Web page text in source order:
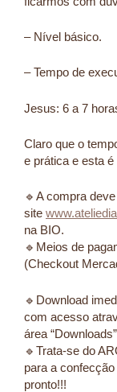
– Nível básico.
– Tempo de
Jesus: 6 a 7
Claro que o
e prática e esta
🔹️A compra
site
na BIO.
🔹️Meios de
(Checkout
🔹️Download
com acesso
área
🔹️Trata-se do
para a
pronto!!!